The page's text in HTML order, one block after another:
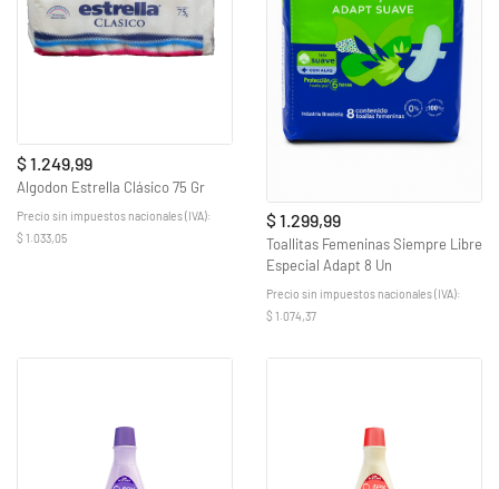
$ 1.249,99
Algodon Estrella Clásico 75 Gr
Precio sin impuestos nacionales (IVA):
$ 1.033,05
$ 1.299,99
Toallitas Femeninas Siempre Libre
Especial Adapt 8 Un
Precio sin impuestos nacionales (IVA):
$ 1.074,37